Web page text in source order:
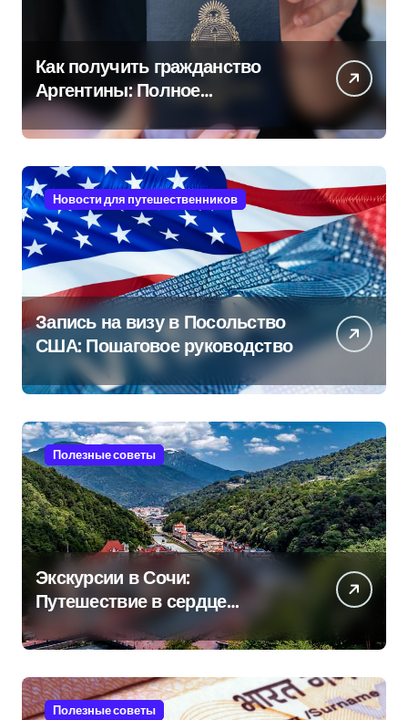
Как получить гражданство
Аргентины: Полное
руководство
Новости для путешественников
Запись на визу в Посольство
США: Пошаговое руководство
Полезные советы
Экскурсии в Сочи:
Путешествие в сердце
Черноморского курорта
Полезные советы